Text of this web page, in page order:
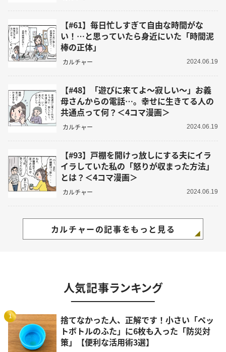
【#61】毎日忙しすぎて自由な時間がな
い！…と思っていたら身近にいた「時間泥
棒の正体」
カルチャー 2024.06.19
【#48】「遊びに来てよ～寂しい～」お義
母さんからの電話…。幸せに生きてる人の
共通点って何？＜4コマ漫画＞
カルチャー 2024.06.19
【#93】戸棚を開けっ放しにする夫にイラ
イラしていた私の「怒りが収まった方法」
とは？＜4コマ漫画＞
カルチャー 2024.06.19
カルチャーの記事をもっと見る
人気記事ランキング
1
捨てなかった人、正解です！小さい「ペッ
トボトルのふた」に6枚も入った「防災対
策」【便利な活用術3選】